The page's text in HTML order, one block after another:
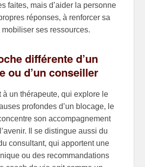
faites, mais d’aider la personne
réponses, à renforcer sa
ses ressources.
différente d’un
ou d’un conseiller
à un thérapeute, qui explore le
profondes d’un blocage, le
son accompagnement
Il se distingue aussi du
consultant, qui apportent une
ou des recommandations